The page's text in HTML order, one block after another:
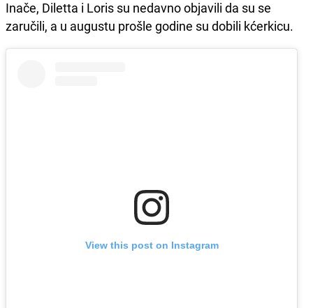
Inače, Diletta i Loris su nedavno objavili da su se
zaručili, a u augustu prošle godine su dobili kćerkicu.
View this post on Instagram